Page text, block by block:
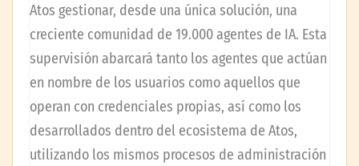
Atos gestionar, desde una única solución, una
creciente comunidad de 19.000 agentes de IA. Esta
supervisión abarcará tanto los agentes que actúan
en nombre de los usuarios como aquellos que
operan con credenciales propias, así como los
desarrollados dentro del ecosistema de Atos,
utilizando los mismos procesos de administración